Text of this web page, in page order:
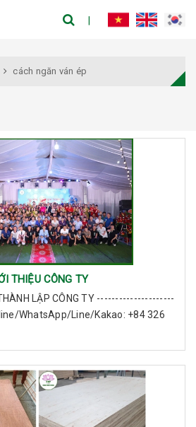
cách ngăn ván ép
THIỆU CÔNG TY
LẬP CÔNG TY ---------------------
WhatsApp/Line/Kakao: +84 326